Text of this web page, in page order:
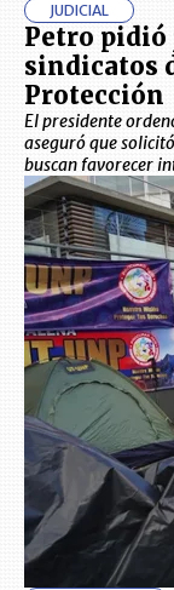
JUDICIAL
Petro
sindicatos
Protección
El presidente
aseguró que
buscan favorecer